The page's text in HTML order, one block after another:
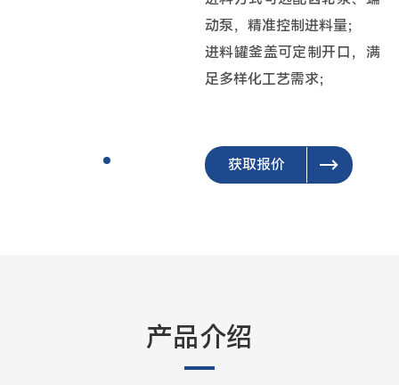
动泵，精准控制进料量；
进料罐釜盖可定制开口，满
足多样化工艺需求；
获取报价
产品介绍